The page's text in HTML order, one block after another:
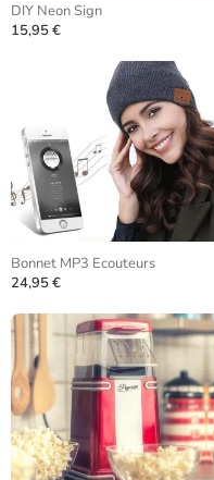
DIY Neon Sign
15,95 €
Bonnet MP3 Ecouteurs
24,95 €